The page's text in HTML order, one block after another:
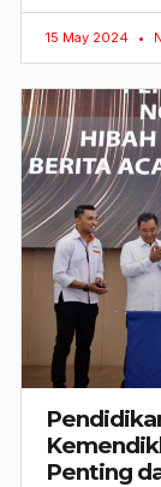
15 May 2024
Penting